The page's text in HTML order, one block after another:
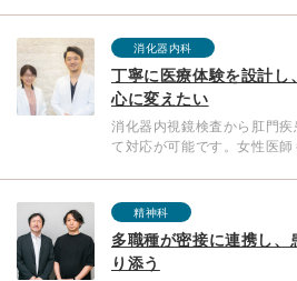
消化器内科
丁寧に医療体験を設計し
心に変えたい
消化器内視鏡検査から肛門
て対応が可能です。女性医師
精神科
多職種が密接に連携し
り添う